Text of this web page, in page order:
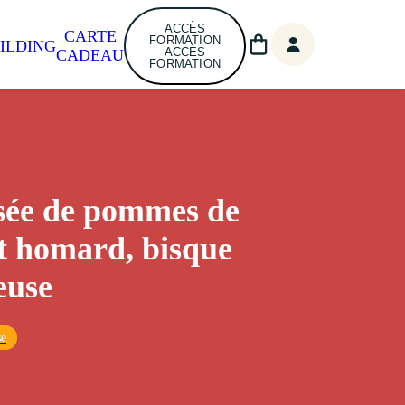
CARTE
CADEAU
ACCÈS
FORMATION
ACCÈS
FORMATION
de pommes de
homard, bisque